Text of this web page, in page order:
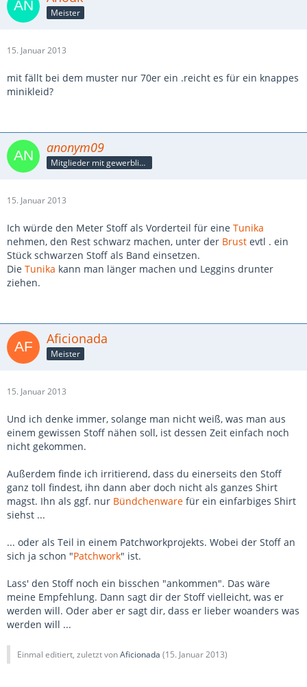
Meister
15. Januar 2013
mit fällt bei dem muster nur 70er ein .reicht es für ein knappes
minikleid?
anonym09
Mitglieder mit gewerblicher Verbindung, auch als Mitarbeiter/in
15. Januar 2013
Ich würde den Meter Stoff als Vorderteil für eine Tunika
nehmen, den Rest schwarz machen, unter der Brust evtl . ein
Stück schwarzen Stoff als Band einsetzen.
Die Tunika kann man länger machen und Leggins drunter
ziehen.
Aficionada
Meister
15. Januar 2013
Und ich denke immer, solange man nicht weiß, was man aus
einem gewissen Stoff nähen soll, ist dessen Zeit einfach noch
nicht gekommen.
Außerdem finde ich irritierend, dass du einerseits den Stoff
ganz toll findest, ihn dann aber doch nicht als ganzes Shirt
magst. Ihn als ggf. nur Bündchenware für ein einfarbiges Shirt
siehst ...
... oder als Teil in einem Patchworkprojekts. Wobei der Stoff an
sich ja schon "Patchwork" ist.
Lass' den Stoff noch ein bisschen "ankommen". Das wäre
meine Empfehlung. Dann sagt dir der Stoff vielleicht, was er
werden will. Oder aber er sagt dir, dass er lieber woanders was
werden will ...
Einmal editiert, zuletzt vonAficionada (15. Januar 2013)